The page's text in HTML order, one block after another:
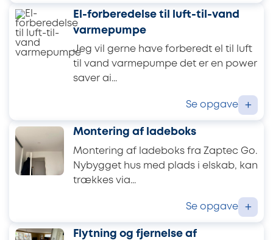
El-forberedelse til luft-til-vand
varmepumpe
Jeg vil gerne have forberedt el til luft
til vand varmepumpe det er en power
saver ai...
Se opgave +
Montering af ladeboks
Montering af ladeboks fra Zaptec Go.
Nybygget hus med plads i elskab, kan
trækkes via...
Se opgave +
Flytning og fjernelse af